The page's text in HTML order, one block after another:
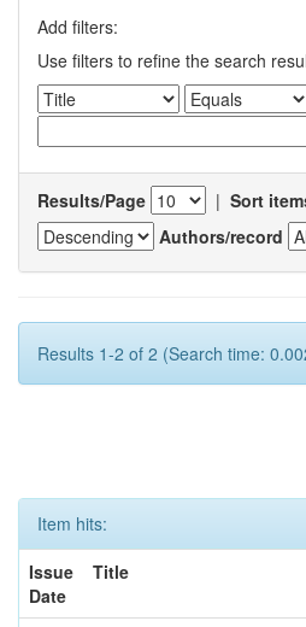
Add filters:
Use filters to refine the search
Results/Page | Sort
Authors/record
Results 1-2 of 2 (Search time:
Item hits:
Issue
Date
Title